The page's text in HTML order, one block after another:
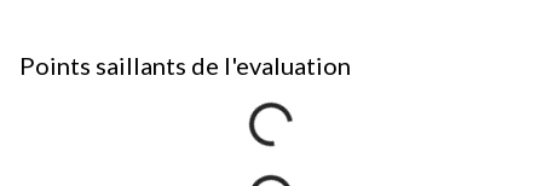
Points saillants de l'evaluation